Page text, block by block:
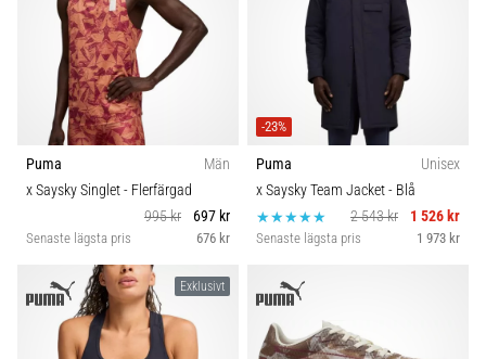
Puma
Män
x Saysky Singlet- Flerfärgad
995 kr
697 kr
Senaste lägsta pris 676 kr
-23%
Puma
Unisex
x Saysky Team Jacket- Blå
2 543 kr
1 526 kr
Senaste lägsta pris 1 973 kr
Exklusivt